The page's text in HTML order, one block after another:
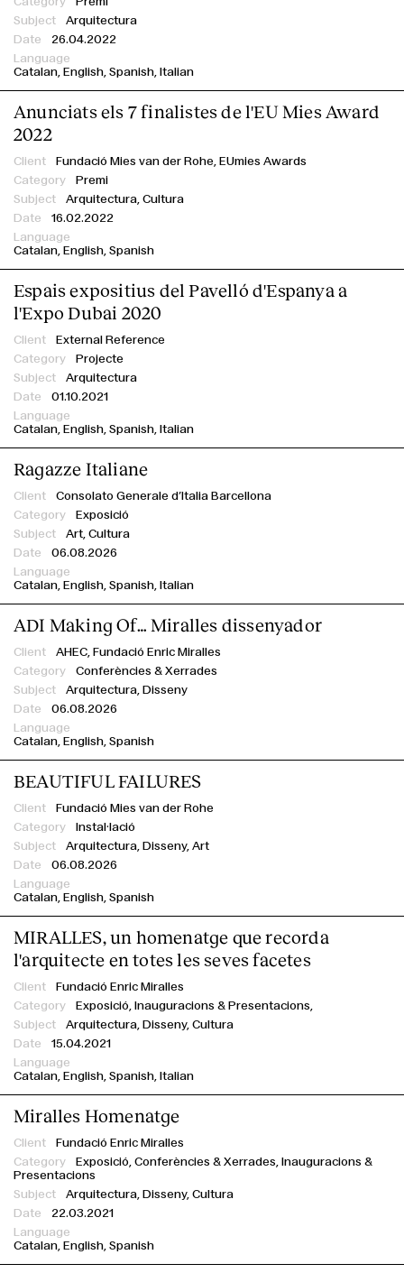
Arquitectura
26.04.2022
Catalan English Spanish Italian
Anunciats els 7 finalistes de l'EU Mies Award
2022
Fundació Mies van der Rohe, EUmies Awards
Premi
Arquitectura, Cultura
16.02.2022
Catalan English Spanish
Espais expositius del Pavelló d'Espanya a
l'Expo Dubai 2020
External Reference
Projecte
Arquitectura
01.10.2021
Catalan English Spanish Italian
Ragazze Italiane
Consolato Generale d’Italia Barcellona
Exposició
Art, Cultura
06.08.2026
Catalan English Spanish Italian
ADI Making Of… Miralles dissenyador
AHEC, Fundació Enric Miralles
Conferències & Xerrades
Arquitectura, Disseny
06.08.2026
Catalan English Spanish
BEAUTIFUL FAILURES
Fundació Mies van der Rohe
Instal·lació
Arquitectura, Disseny, Art
06.08.2026
Catalan English Spanish
MIRALLES, un homenatge que recorda
l'arquitecte en totes les seves facetes
Fundació Enric Miralles
Exposició, Inauguracions & Presentacions,
Arquitectura, Disseny, Cultura
15.04.2021
Catalan English Spanish Italian
Miralles Homenatge
Fundació Enric Miralles
Exposició, Conferències & Xerrades, Inauguracions &
Presentacions
Arquitectura, Disseny, Cultura
22.03.2021
Catalan English Spanish